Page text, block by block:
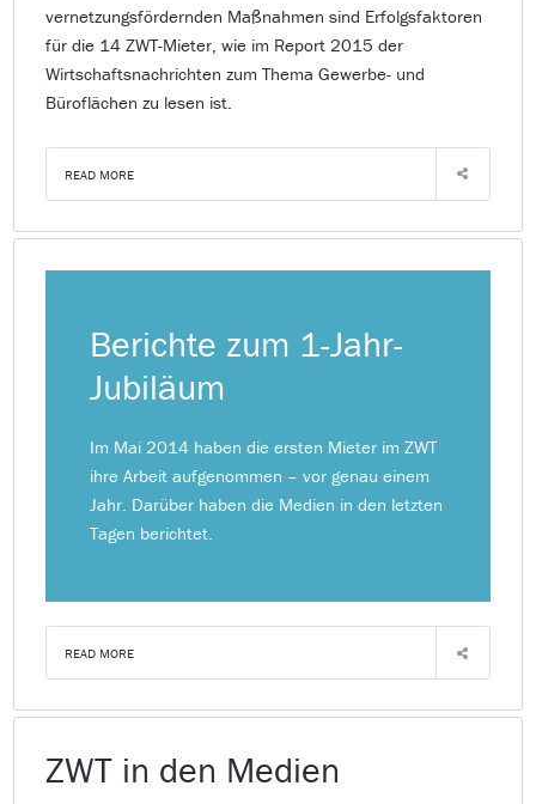
vernetzungsfördernden Maßnahmen sind Erfolgsfaktoren
für die 14 ZWT-Mieter, wie im Report 2015 der
Wirtschaftsnachrichten zum Thema Gewerbe- und
Büroflächen zu lesen ist.
READ MORE
Berichte zum 1-Jahr-
Jubiläum
Im Mai 2014 haben die ersten Mieter im ZWT
ihre Arbeit aufgenommen – vor genau einem
Jahr. Darüber haben die Medien in den letzten
Tagen berichtet.
READ MORE
ZWT in den Medien